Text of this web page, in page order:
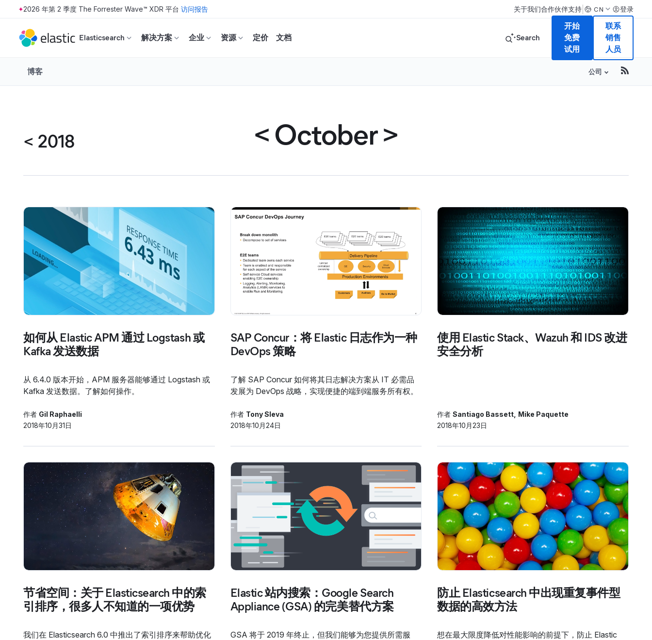
Skip to main content
2026 年第 2 季度 The Forrester Wave™ XDR 平台 访问报告 关于我们合作伙伴支持 CN 登录
Elasticsearch 解决方案 企业 资源 定价 文档 Search
开始
免费
试用
联系
销售
人员
博客 公司
< 2018 <October>
如何从 Elastic APM 通过 Logstash 或
Kafka 发送数据
从 6.4.0 版本开始，APM 服务器能够通过 Logstash 或
Kafka 发送数据。了解如何操作。
作者 Gil Raphaelli
2018年10月31日
SAP Concur：将 Elastic 日志作为一种
DevOps 策略
了解 SAP Concur 如何将其日志解决方案从 IT 必需品
发展为 DevOps 战略，实现便捷的端到端服务所有权。
作者 Tony Sleva
2018年10月24日
使用 Elastic Stack、Wazuh 和 IDS 改进
安全分析
作者 Santiago Bassett Mike Paquette
2018年10月23日
节省空间：关于 Elasticsearch 中的索
引排序，很多人不知道的一项优势
我们在 Elasticsearch 6.0 中推出了索引排序来帮助优化
Elastic 站内搜索：Google Search
Appliance (GSA) 的完美替代方案
GSA 将于 2019 年终止，但我们能够为您提供所需服
防止 Elasticsearch 中出现重复事件型
数据的高效方法
想在最大限度降低对性能影响的前提下，防止 Elastic